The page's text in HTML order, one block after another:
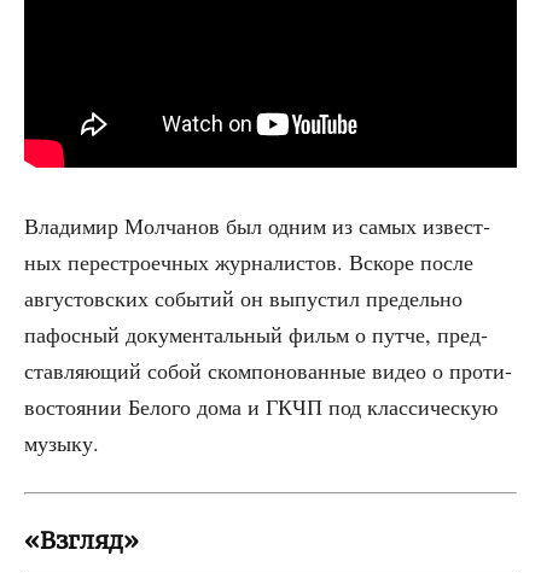
Вла­ди­мир Мол­ча­нов был одним из самых извест­
ных пере­стро­еч­ных жур­на­ли­стов. Вско­ре после
авгу­стов­ских собы­тий он выпу­стил пре­дель­но
пафос­ный доку­мен­таль­ный фильм о пут­че, пред­
став­ля­ю­щий собой ском­по­но­ван­ные видео о про­ти­
во­сто­я­нии Бело­го дома и ГКЧП под клас­си­че­скую
музыку.
«Взгляд»